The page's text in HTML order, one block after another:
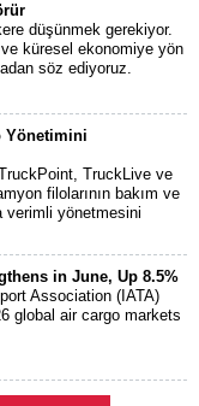
düşünmek gerekiyor.
küresel ekonomiye yön
söz ediyoruz.
Yönetimini
TruckLive ve
filolarının bakım ve
verimli yönetmesini
in June, Up 8.5%
Association (IATA)
global air cargo markets